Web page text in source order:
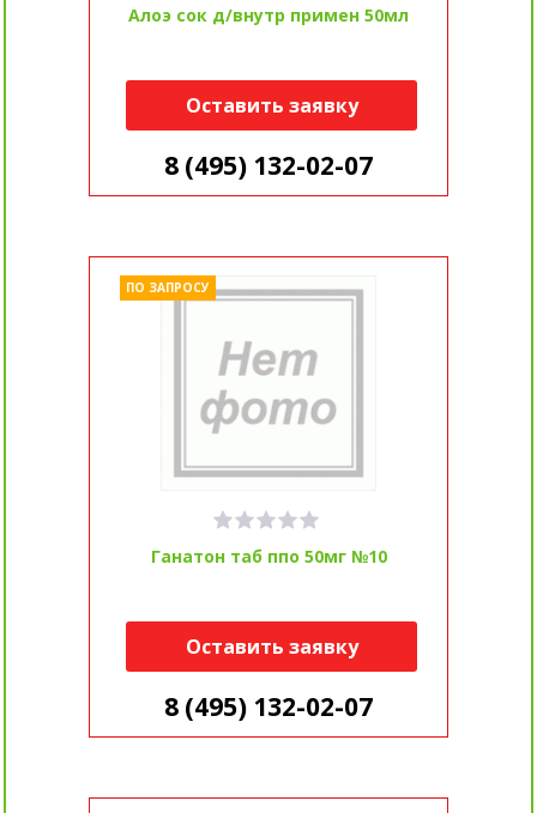
Алоэ сок д/внутр примен 50мл
Оставить заявку
8 (495) 132-02-07
Ганатон таб ппо 50мг №10
ПО ЗАПРОСУ
Оставить заявку
8 (495) 132-02-07